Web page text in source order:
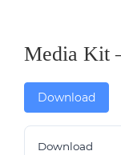
Contatti
CERCA
Media Kit
Download
Download